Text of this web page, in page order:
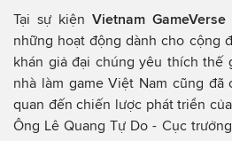
Tại sự kiệnVietnam
những hoạt động dành cho cộng
khán giả đại chúng yêu thích thế
nhà làm game Việt Nam cũng
quan đến chiến lược phát triển
Ông Lê Quang Tự Do - Cục